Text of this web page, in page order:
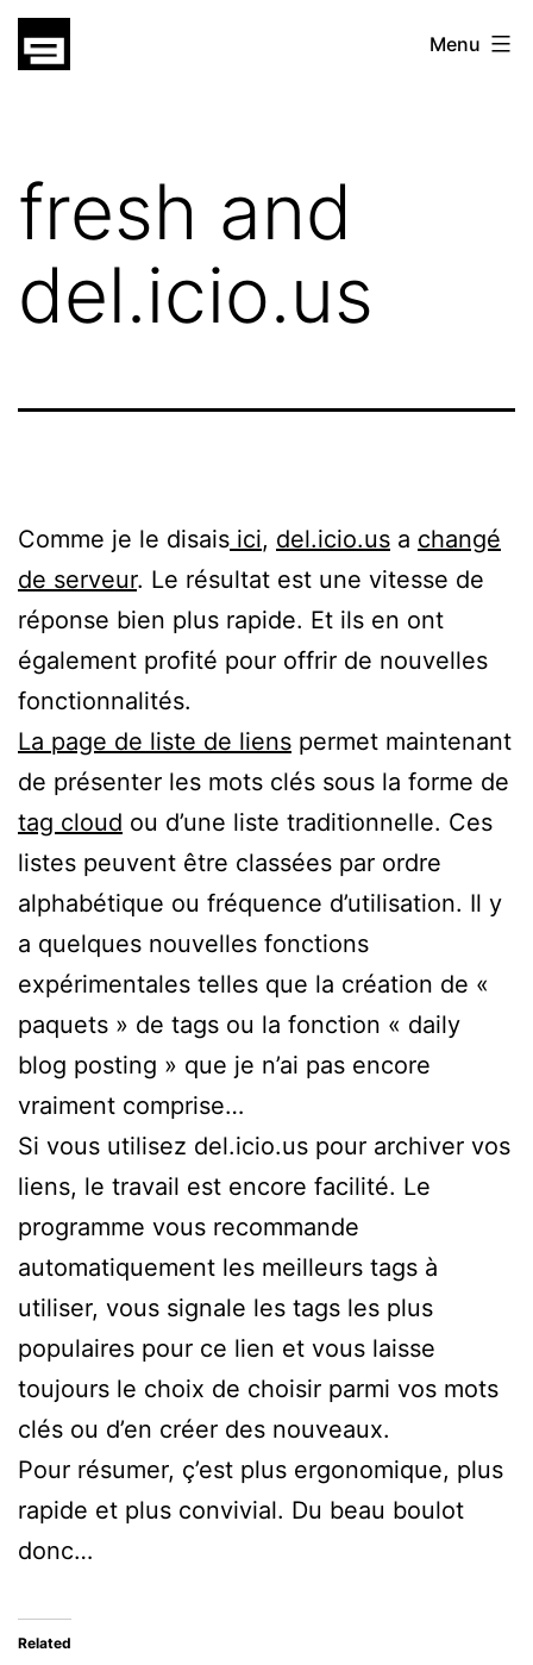
Skip
gatsu
Menu
fresh and
del.icio.us
Comme je le disais ici, del.icio.us a changé
de serveur. Le résultat est une vitesse de
réponse bien plus rapide. Et ils en ont
également profité pour offrir de nouvelles
fonctionnalités.
La page de liste de liens permet maintenant
de présenter les mots clés sous la forme de
tag cloud ou d’une liste traditionnelle. Ces
listes peuvent être classées par ordre
alphabétique ou fréquence d’utilisation. Il y
a quelques nouvelles fonctions
expérimentales telles que la création de «
paquets » de tags ou la fonction « daily
blog posting » que je n’ai pas encore
vraiment comprise…
Si vous utilisez del.icio.us pour archiver vos
liens, le travail est encore facilité. Le
programme vous recommande
automatiquement les meilleurs tags à
utiliser, vous signale les tags les plus
populaires pour ce lien et vous laisse
toujours le choix de choisir parmi vos mots
clés ou d’en créer des nouveaux.
Pour résumer, ç’est plus ergonomique, plus
rapide et plus convivial. Du beau boulot
donc…
Related